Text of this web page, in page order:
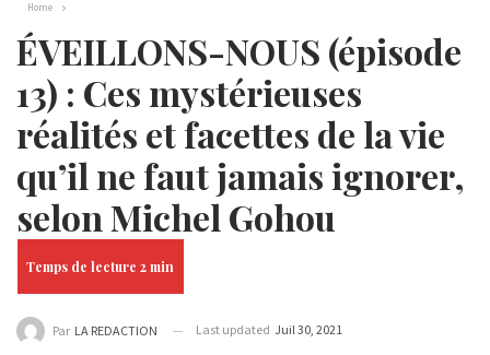
Home
ÉVEILLONS-NOUS (épisode
13) : Ces mystérieuses
réalités et facettes de la vie
qu’il ne faut jamais ignorer,
selon Michel Gohou
Par LA REDACTION Last updated Juil 30, 2021